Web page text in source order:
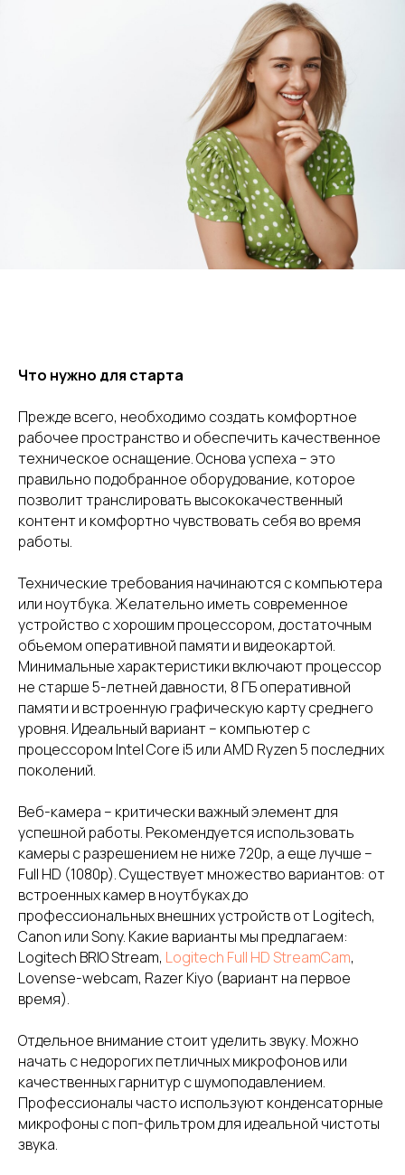
Что нужно для старта
Прежде всего, необходимо создать комфортное
рабочее пространство и обеспечить качественное
техническое оснащение. Основа успеха – это
правильно подобранное оборудование, которое
позволит транслировать высококачественный
контент и комфортно чувствовать себя во время
работы.
Технические требования начинаются с компьютера
или ноутбука. Желательно иметь современное
устройство с хорошим процессором, достаточным
объемом оперативной памяти и видеокартой.
Минимальные характеристики включают процессор
не старше 5-летней давности, 8 ГБ оперативной
памяти и встроенную графическую карту среднего
уровня. Идеальный вариант – компьютер с
процессором Intel Core i5 или AMD Ryzen 5 последних
поколений.
Веб-камера – критически важный элемент для
успешной работы. Рекомендуется использовать
камеры с разрешением не ниже 720p, а еще лучше –
Full HD (1080p). Существует множество вариантов: от
встроенных камер в ноутбуках до
профессиональных внешних устройств от Logitech,
Canon или Sony. Какие варианты мы предлагаем:
Logitech BRIO Stream, Logitech Full HD StreamCam,
Lovense-webcam, Razer Kiyo (вариант на первое
время).
Отдельное внимание стоит уделить звуку. Можно
начать с недорогих петличных микрофонов или
качественных гарнитур с шумоподавлением.
Профессионалы часто используют конденсаторные
микрофоны с поп-фильтром для идеальной чистоты
звука.